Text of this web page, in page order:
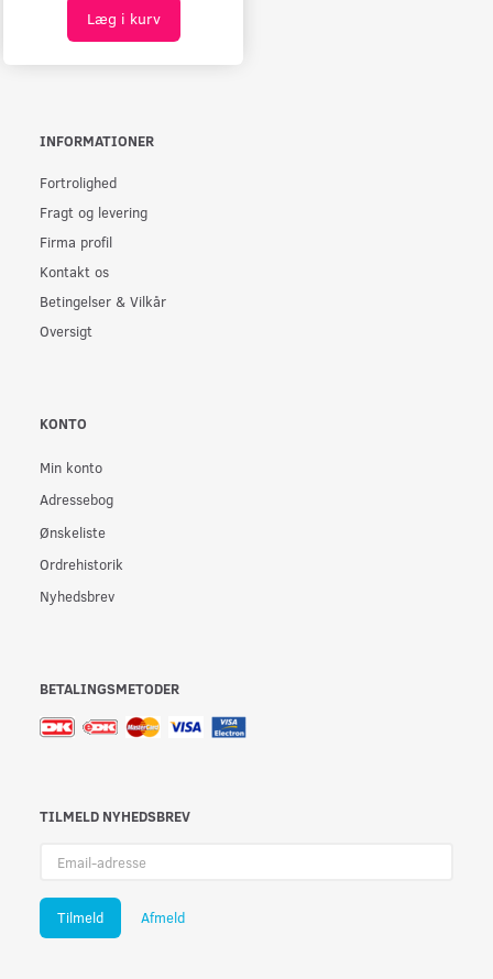
Læg i kurv
INFORMATIONER
Fortrolighed
Fragt og levering
Firma profil
Kontakt os
Betingelser & Vilkår
Oversigt
KONTO
Min konto
Adressebog
Ønskeliste
Ordrehistorik
Nyhedsbrev
BETALINGSMETODER
TILMELD NYHEDSBREV
adresse
Tilmeld Afmeld